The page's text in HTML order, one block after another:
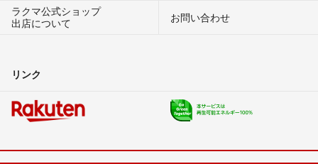
ラクマ公式ショップ
出店について
お問い合わせ
リンク